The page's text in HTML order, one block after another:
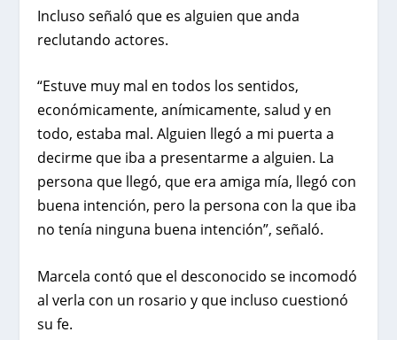
Incluso señaló que es alguien que anda
reclutando actores.
“Estuve muy mal en todos los sentidos,
económicamente, anímicamente, salud y en
todo, estaba mal. Alguien llegó a mi puerta a
decirme que iba a presentarme a alguien. La
persona que llegó, que era amiga mía, llegó con
buena intención, pero la persona con la que iba
no tenía ninguna buena intención”, señaló.
Marcela contó que el desconocido se incomodó
al verla con un rosario y que incluso cuestionó
su fe.